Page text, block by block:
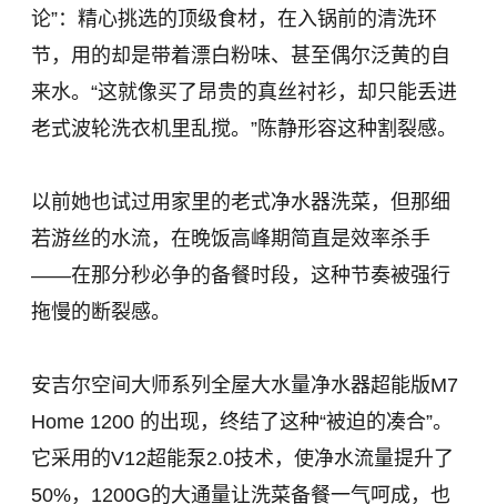
论”：精心挑选的顶级食材，在入锅前的清洗环
节，用的却是带着漂白粉味、甚至偶尔泛黄的自
来水。“这就像买了昂贵的真丝衬衫，却只能丢进
老式波轮洗衣机里乱搅。”陈静形容这种割裂感。
以前她也试过用家里的老式净水器洗菜，但那细
若游丝的水流，在晚饭高峰期简直是效率杀手
——在那分秒必争的备餐时段，这种节奏被强行
拖慢的断裂感。
安吉尔空间大师系列全屋大水量净水器超能版M7
Home 1200 的出现，终结了这种“被迫的凑合”。
它采用的V12超能泵2.0技术，使净水流量提升了
50%，1200G的大通量让洗菜备餐一气呵成，也